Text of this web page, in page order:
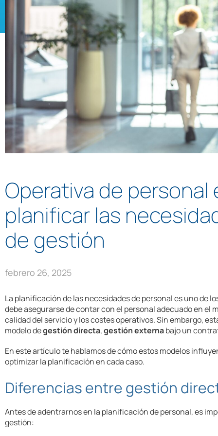
Operativa de
planificar las
de gestión
febrero 26, 2025
La planificación de las necesidades de personal es uno de
debe asegurarse de contar con el personal adecuado en
calidad del servicio y los costes operativos. Sin embargo,
modelo degestión directa,gestión externabajo un
En este artículo te hablamos de cómo estos modelos
optimizar la planificación en cada caso.
Diferencias entre gestión
Antes de adentrarnos en la planificación de personal, es
gestión: